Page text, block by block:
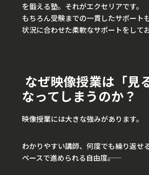
を鍛える塾。それがエクセリアです。
もちろん受験までの一貫したサポート
状況に合わせた柔軟なサポートをして
なぜ映像授業は「見
なってしまうのか？
映像授業には大きな強みがあります。
わかりやすい講師、何度でも繰り返せ
ペースで進められる自由度――。